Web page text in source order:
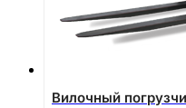
Вилочный